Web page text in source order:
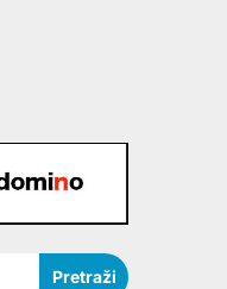
Pretraži